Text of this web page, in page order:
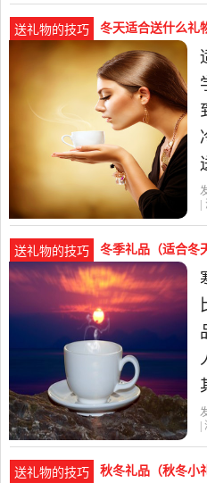
送礼物的技巧 冬天适合送什么礼
送礼物的技巧 冬季礼品（适合冬
送礼物的技巧 秋冬礼品（秋冬小